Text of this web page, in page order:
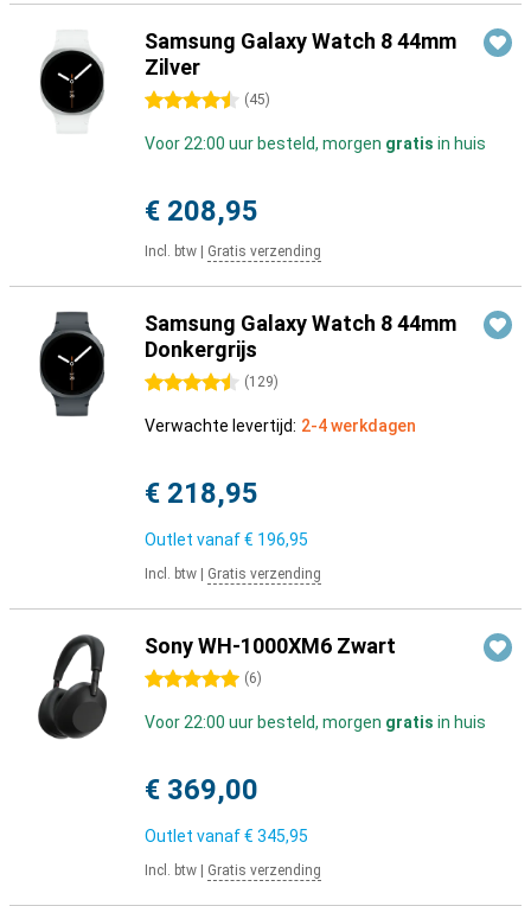
Samsung Galaxy Watch 8 44mm
Zilver
4.5 sterren (45)
Voor 22:00 uur besteld, morgen gratis in huis
€ 208,95
Incl. btw Gratis verzending
Samsung Galaxy Watch 8 44mm
Donkergrijs
4.5 sterren (129)
Verwachte levertijd: 2-4 werkdagen
€ 218,95
Outlet vanaf€ 196,95
Incl. btw Gratis verzending
Sony WH-1000XM6 Zwart
5 sterren (6)
Voor 22:00 uur besteld, morgen gratis in huis
€ 369,00
Outlet vanaf€ 345,95
Incl. btw Gratis verzending